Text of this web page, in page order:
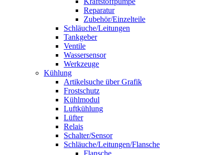
Reparatur
Zubehör/Einzelteile
Schläuche/Leitungen
Tankgeber
Ventile
Wassersensor
Werkzeuge
Kühlung
Artikelsuche über Grafik
Frostschutz
Kühlmodul
Luftkühlung
Lüfter
Relais
Schalter/Sensor
Schläuche/Leitungen/Flansche
Flansche